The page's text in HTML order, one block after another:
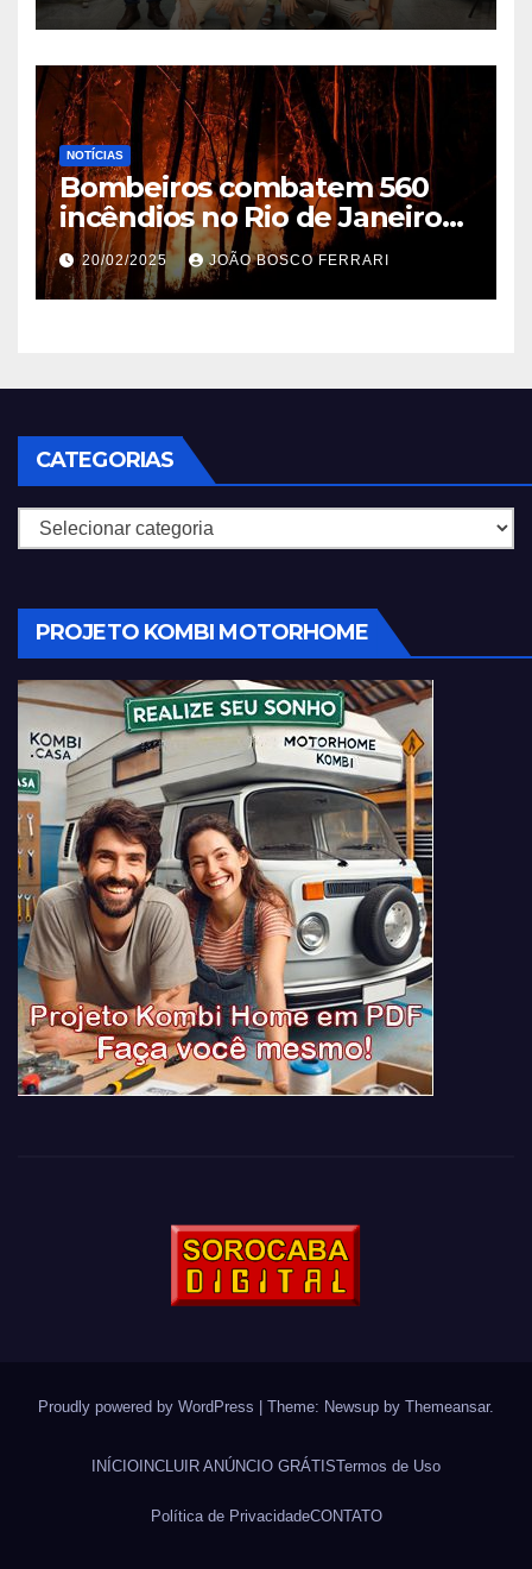
NOTÍCIAS
Bombeiros combatem 560
incêndios no Rio de Janeiro
em 2025
20/02/2025 JOÃO BOSCO FERRARI
CATEGORIAS
Categorias
PROJETO KOMBI MOTORHOME
Proudly powered by WordPress Theme: Newsup by Themeansar.
INÍCIO INCLUIR ANÚNCIO GRÁTISTermos de Uso
Política de PrivacidadeCONTATO